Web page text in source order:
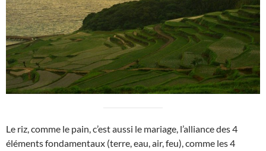
Le riz, comme le pain, c’est aussi le mariage, l’alliance des 4
éléments fondamentaux (terre, eau, air, feu), comme les 4